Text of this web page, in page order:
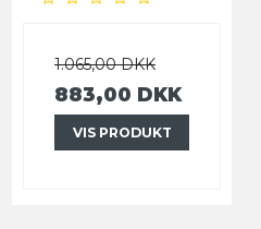
1.065,00 DKK
883,00 DKK
VIS PRODUKT